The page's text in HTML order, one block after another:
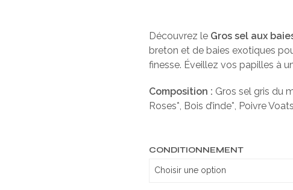
Découvrez le Gros sel aux
breton et de baies exotiques
finesse. Éveillez vos papilles à
Composition : Gros sel gris du
Roses*, Bois d’inde*, Poivre
CONDITIONNEMENT